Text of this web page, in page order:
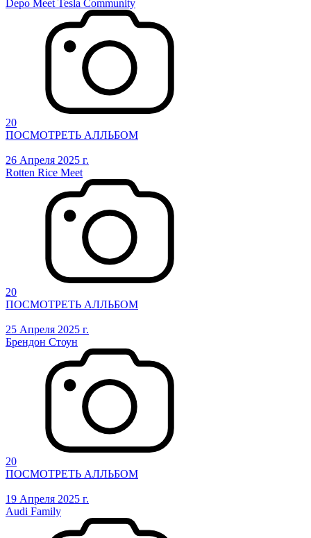
Depo Meet Tesla Community
20
ПОСМОТРЕТЬ АЛЛЬБОМ
26 Апреля 2025 г.
Rotten Rice Meet
20
ПОСМОТРЕТЬ АЛЛЬБОМ
25 Апреля 2025 г.
Брендон Стоун
20
ПОСМОТРЕТЬ АЛЛЬБОМ
19 Апреля 2025 г.
Audi Family